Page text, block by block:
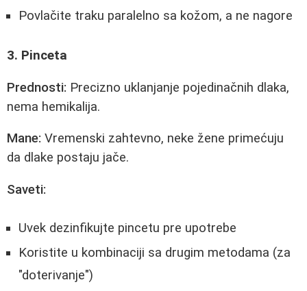
Povlačite traku paralelno sa kožom, a ne nagore
3. Pinceta
Prednosti: Precizno uklanjanje pojedinačnih dlaka,
nema hemikalija.
Mane: Vremenski zahtevno, neke žene primećuju
da dlake postaju jače.
Saveti:
Uvek dezinfikujte pincetu pre upotrebe
Koristite u kombinaciji sa drugim metodama (za
"doterivanje")